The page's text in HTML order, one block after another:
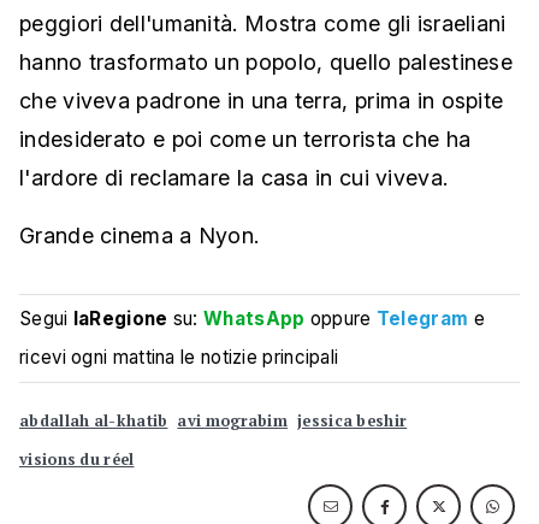
peggiori dell'umanità. Mostra come gli israeliani
hanno trasformato un popolo, quello palestinese
che viveva padrone in una terra, prima in ospite
indesiderato e poi come un terrorista che ha
l'ardore di reclamare la casa in cui viveva.
Grande cinema a Nyon.
Segui laRegione su:WhatsApp oppure Telegram e
ricevi ogni mattina le notizie principali
abdallah al-khatib avi mograbim jessica beshir
visions du réel